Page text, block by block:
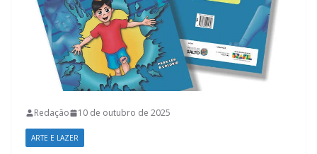
Redação 10 de outubro de 2025
ARTE E LAZER